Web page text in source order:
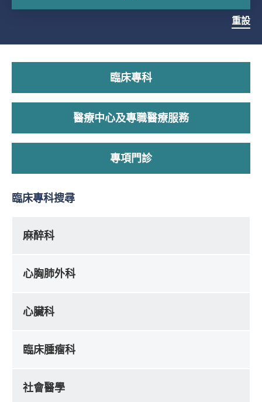
重設
臨床專科
醫療中心及專職醫療服務
專項門診
臨床專科搜尋
麻醉科
心胸肺外科
心臟科
臨床腫瘤科
社會醫學